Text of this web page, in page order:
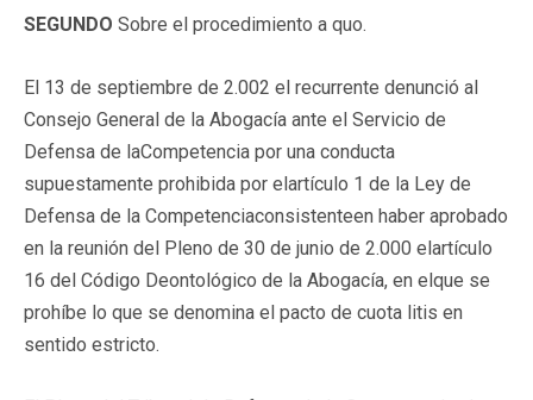
SEGUNDO Sobre el procedimiento a quo.
El 13 de septiembre de 2.002 el recurrente denunció al
Consejo General de la Abogacía ante el Servicio de
Defensa de laCompetencia por una conducta
supuestamente prohibida por elartículo 1 de la Ley de
Defensa de la Competenciaconsistenteen haber aprobado
en la reunión del Pleno de 30 de junio de 2.000 elartículo
16 del Código Deontológico de la Abogacía, en elque se
prohíbe lo que se denomina el pacto de cuota litis en
sentido estricto.